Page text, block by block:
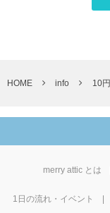
HOME info 10
merry attic とは
1⽇の流れ・イベント